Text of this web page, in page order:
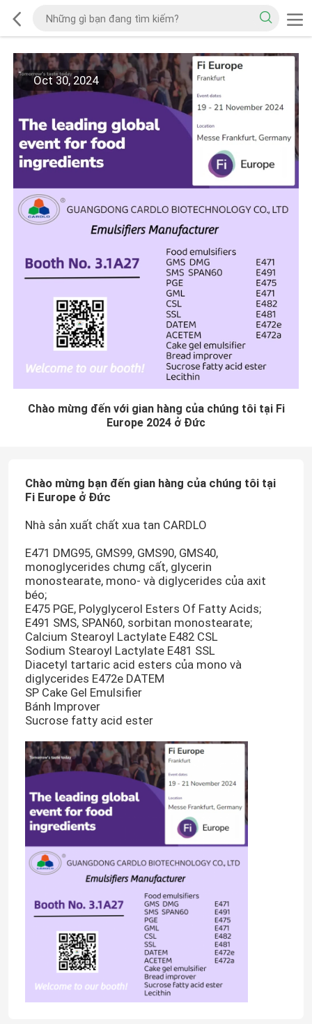
Oct 30, 2024
Chào mừng đến với gian hàng của chúng tôi tại Fi
Europe 2024 ở Đức
Chào mừng bạn đến gian hàng của chúng tôi tại
Fi Europe ở Đức
Nhà sản xuất chất xua tan CARDLO
E471 DMG95, GMS99, GMS90, GMS40,
monoglycerides chưng cất, glycerin
monostearate, mono- và diglycerides của axit
béo;
E475 PGE, Polyglycerol Esters Of Fatty Acids;
E491 SMS, SPAN60, sorbitan monostearate;
Calcium Stearoyl Lactylate E482 CSL
Sodium Stearoyl Lactylate E481 SSL
Diacetyl tartaric acid esters của mono và
diglycerides E472e DATEM
SP Cake Gel Emulsifier
Bánh Improver
Sucrose fatty acid ester